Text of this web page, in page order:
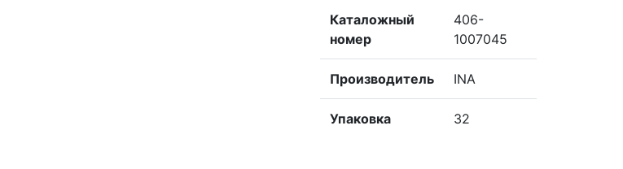
Каталожный
номер
406-
1007045
Производитель INA
Упаковка 32